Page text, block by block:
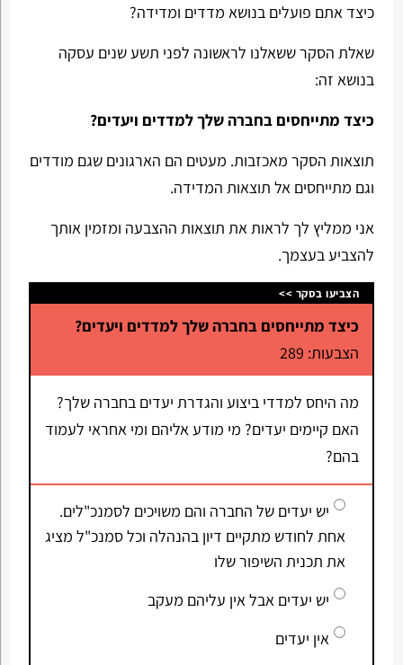
כיצד אתם פועלים בנושא מדדים ומדידה?
שאלת הסקר ששאלנו לראשונה לפני תשע שנים עסקה
בנושא זה:
כיצד מתייחסים בחברה שלך למדדים ויעדים?
תוצאות הסקר מאכזבות. מעטים הם הארגונים שגם מודדים
וגם מתייחסים אל תוצאות המדידה.
אני ממליץ לך לראות את תוצאות ההצבעה ומזמין אותך
להצביע בעצמך.
הצביעו בסקר >>
כיצד מתייחסים בחברה שלך למדדים ויעדים?
הצבעות: 289
מה היחס למדדי ביצוע והגדרת יעדים בחברה שלך?
האם קיימים יעדים? מי מודע אליהם ומי אחראי לעמוד
בהם?
יש יעדים של החברה והם משויכים לסמנכ"לים.
אחת לחודש מתקיים דיון בהנהלה וכל סמנכ"ל מציג
את תכנית השיפור שלו
יש יעדים אבל אין עליהם מעקב
אין יעדים